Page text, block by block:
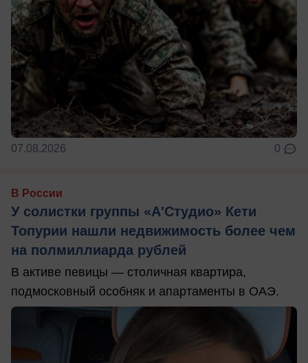
07.08.2026 0
В России
У солистки группы «А'Студио» Кети
Топурии нашли недвижимость более чем
на полмиллиарда рублей
В активе певицы — столичная квартира,
подмосковный особняк и апартаменты в ОАЭ.